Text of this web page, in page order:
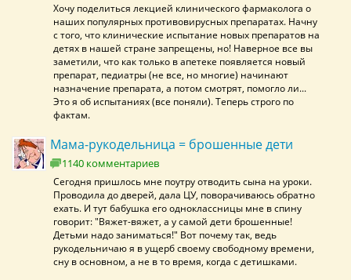
Хочу поделиться лекцией клинического фармаколога о
наших популярных противовирусных препаратах. Начну
с того, что клинические испытание новых препаратов на
детях в нашей стране запрещены, но! Наверное все вы
заметили, что как только в апетеке появляется новый
препарат, педиатры (не все, но многие) начинают
назначение препарата, а потом смотрят, помогло ли...
Это я об испытаниях (все поняли). Теперь строго по
фактам.
Мама-рукодельница = брошенные дети
1140 комментариев
Сегодня пришлось мне поутру отводить сына на уроки.
Проводила до дверей, дала ЦУ, поворачиваюсь обратно
ехать. И тут бабушка его одноклассницы мне в спину
говорит: "Вяжет-вяжет, а у самой дети брошенные!
Детьми надо заниматься!" Вот почему так, ведь
рукодельничаю я в ущерб своему свободному времени,
сну в основном, а не в то время, когда с детишками.